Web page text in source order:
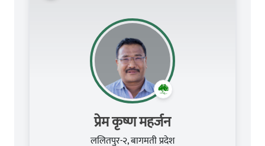
प्रेम कृष्ण महर्जन
ललितपुर-२, बागमती प्रदेश